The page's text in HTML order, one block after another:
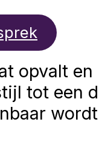
opvalt
tot een